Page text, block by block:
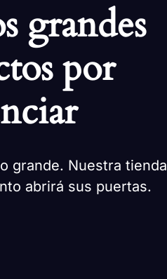
grandes
por
grande. Nuestra tienda
abrirá sus puertas.